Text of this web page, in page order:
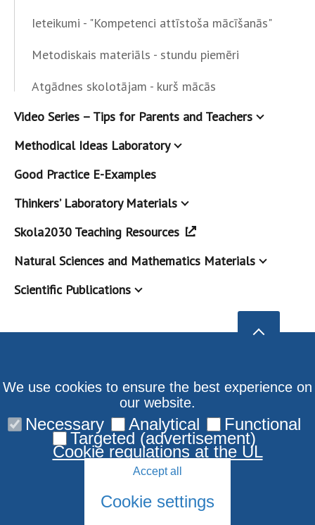
Ieteikumi - "Kompetenci attīstoša mācīšanās"
Metodiskais materiāls - stundu piemēri
Atgādnes skolotājam - kurš mācās
Video Series – Tips for Parents and Teachers
Methodical Ideas Laboratory
Good Practice E-Examples
Thinkers’ Laboratory Materials
Skola2030 Teaching Resources
Natural Sciences and Mathematics Materials
Scientific Publications
We use cookies to ensure the best experience on
our website.
Necessary Analytical Functional
Targeted (advertisement)
Cookie regulations at the UL
Accept all
Cookie settings